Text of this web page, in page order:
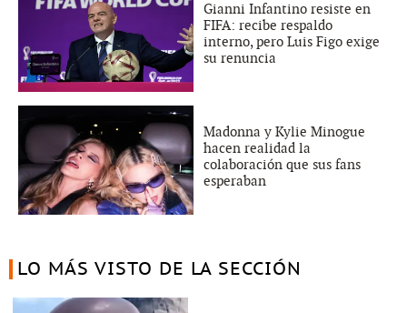
Gianni Infantino resiste en
FIFA: recibe respaldo
interno, pero Luis Figo exige
su renuncia
Madonna y Kylie Minogue
hacen realidad la
colaboración que sus fans
esperaban
LO MÁS VISTO DE LA SECCIÓN